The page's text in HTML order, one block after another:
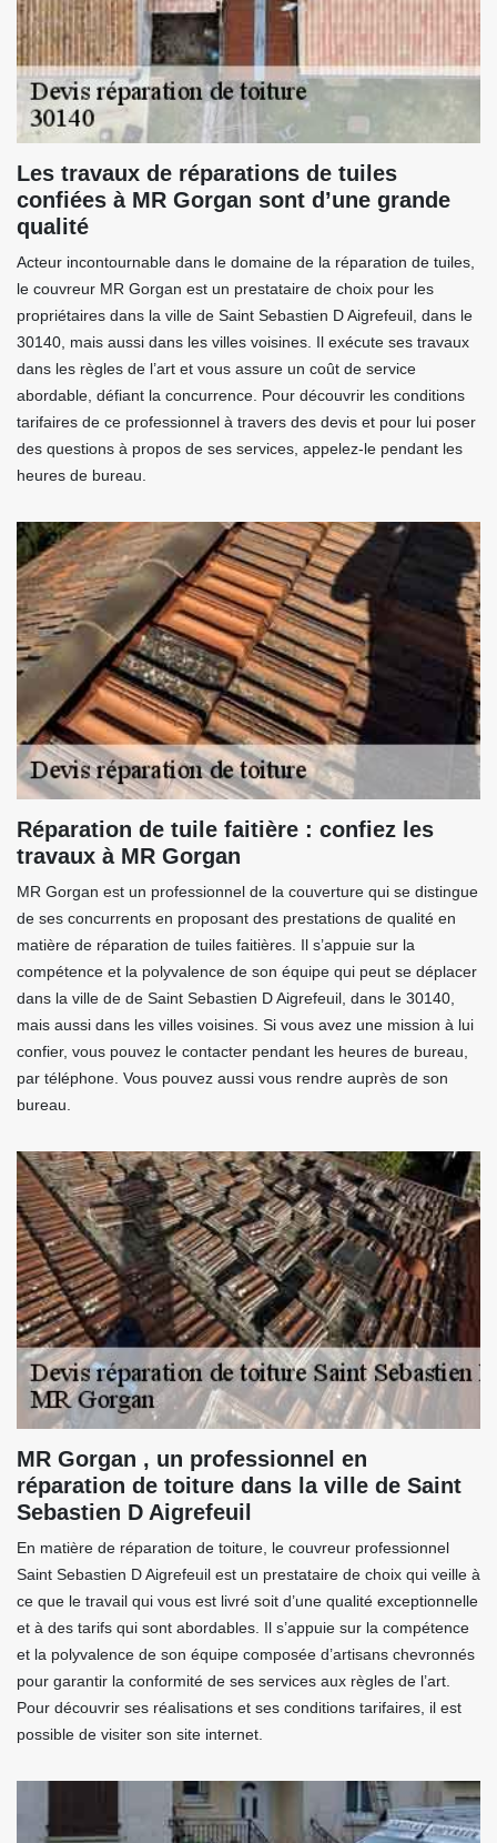
Les travaux de réparations de tuiles
confiées à MR Gorgan sont d’une grande
qualité
Acteur incontournable dans le domaine de la réparation de tuiles,
le couvreur MR Gorgan est un prestataire de choix pour les
propriétaires dans la ville de Saint Sebastien D Aigrefeuil, dans le
30140, mais aussi dans les villes voisines. Il exécute ses travaux
dans les règles de l’art et vous assure un coût de service
abordable, défiant la concurrence. Pour découvrir les conditions
tarifaires de ce professionnel à travers des devis et pour lui poser
des questions à propos de ses services, appelez-le pendant les
heures de bureau.
Réparation de tuile faitière : confiez les
travaux à MR Gorgan
MR Gorgan est un professionnel de la couverture qui se distingue
de ses concurrents en proposant des prestations de qualité en
matière de réparation de tuiles faitières. Il s’appuie sur la
compétence et la polyvalence de son équipe qui peut se déplacer
dans la ville de de Saint Sebastien D Aigrefeuil, dans le 30140,
mais aussi dans les villes voisines. Si vous avez une mission à lui
confier, vous pouvez le contacter pendant les heures de bureau,
par téléphone. Vous pouvez aussi vous rendre auprès de son
bureau.
MR Gorgan , un professionnel en
réparation de toiture dans la ville de Saint
Sebastien D Aigrefeuil
En matière de réparation de toiture, le couvreur professionnel
Saint Sebastien D Aigrefeuil est un prestataire de choix qui veille à
ce que le travail qui vous est livré soit d’une qualité exceptionnelle
et à des tarifs qui sont abordables. Il s’appuie sur la compétence
et la polyvalence de son équipe composée d’artisans chevronnés
pour garantir la conformité de ses services aux règles de l’art.
Pour découvrir ses réalisations et ses conditions tarifaires, il est
possible de visiter son site internet.